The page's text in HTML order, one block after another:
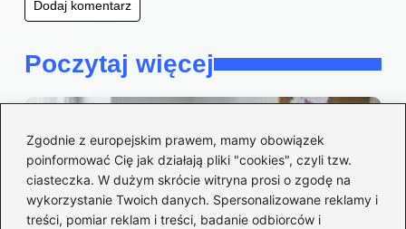
Zgodnie z europejskim prawem, mamy obowiązek
poinformować Cię jak działają pliki "cookies", czyli tzw.
ciasteczka. W dużym skrócie witryna prosi o zgodę na
wykorzystanie Twoich danych. Spersonalizowane reklamy i
treści, pomiar reklam i treści, badanie odbiorców i
Poczytaj więcej